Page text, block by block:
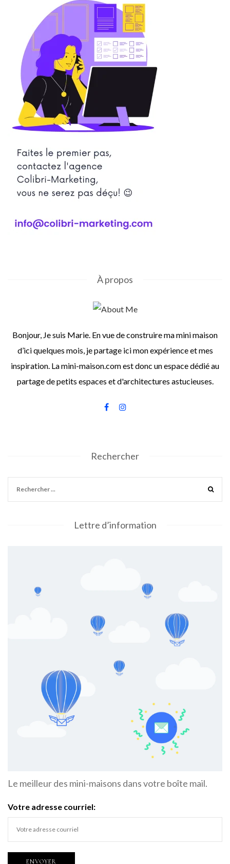
À propos
Bonjour, Je suis Marie. En vue de construire ma mini maison
d’ici quelques mois, je partage ici mon expérience et mes
inspiration. La mini-maison.com est donc un espace dédié au
partage de petits espaces et d'architectures astucieuses.
Rechercher
Lettre d’information
Le meilleur des mini-maisons dans votre boîte mail.
Votre adresse courriel: